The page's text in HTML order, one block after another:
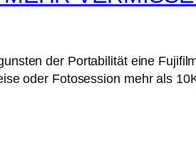
der Portabilität eine
oder Fotosession mehr als